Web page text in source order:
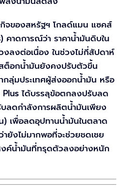
จของสหรัฐฯ โกลด์แมน แซคส์
คาดการณ์ว่า ราคาน้ำมันดิบใน
ลงต่อเนื่อง ในช่วงไม่กี่สัปดาห์
ต็อกน้ำมันยังคงปรับตัวขึ้น
กลุ่มประเทศผู้ส่งออกน้ำมัน หรือ
Plus ได้บรรลุข้อตกลงปรับลด
ลดกำลังการผลิตน้ำมันเพียง
) เพื่อลดอุปทานน้ำมันในตลาด
ยังไม่มากพอที่จะช่วยชดเชย
ค์น้ำมันที่ทรุดตัวลงอย่างหนัก